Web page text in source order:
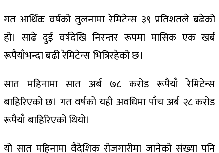
गत आर्थिक वर्षको तुलनामा रेमिटेन्स ३९ प्रतिशतले बढेको
हो। साढे दुई वर्षदेखि निरन्तर रूपमा मासिक एक खर्ब
रूपैयाँभन्दा बढी रेमिटेन्स भित्रिरहेको छ।
सात महिनामा सात अर्ब ७८ करोड रूपैयाँ रेमिटेन्स
बाहिरिएको छ। गत वर्षको यही अवधिमा पाँच अर्ब २८ करोड
रूपैयाँ बाहिरिएको थियो।
यो सात महिनामा वैदेशिक रोजगारीमा जानेको संख्या पनि